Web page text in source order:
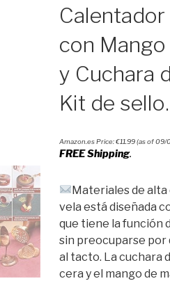
Calentador
con
y Cuchara
Kit de
Amazon.es Price:€11.99(as of 09/
FREE Shipping.
Materiales de alta
vela está diseñada
que tiene la función
sin preocuparse por
al tacto. La cuchara
cera y el mango de